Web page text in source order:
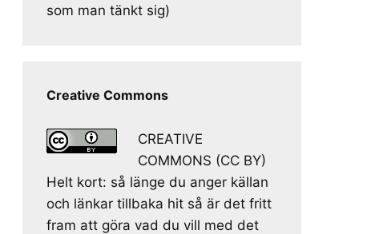
som man tänkt sig)
Creative Commons
CREATIVE
COMMONS (CC BY)
Helt kort: så länge du anger källan
och länkar tillbaka hit så är det fritt
fram att göra vad du vill med det